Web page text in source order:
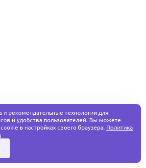
рекомендательные технологии для
и удобства пользователей. Вы можете
в настройках своего браузера. Политика